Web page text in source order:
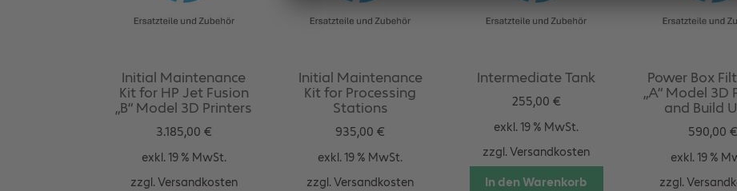
Initial Maintenance
Kit for HP Jet Fusion
„B“ Model 3D Printers
3.185,00 €
exkl. 19 % MwSt.
zzgl. Versandkosten
Initial Maintenance
Kit for Processing
Stations
935,00 €
exkl. 19 % MwSt.
zzgl.Versandkosten
Intermediate Tank
255,00 €
exkl. 19 % MwSt.
zzgl.Versandkosten
In den Warenkorb
Power Box
„A“ Model 3D
and Build
590,00 €
exkl. 19 %
zzgl.